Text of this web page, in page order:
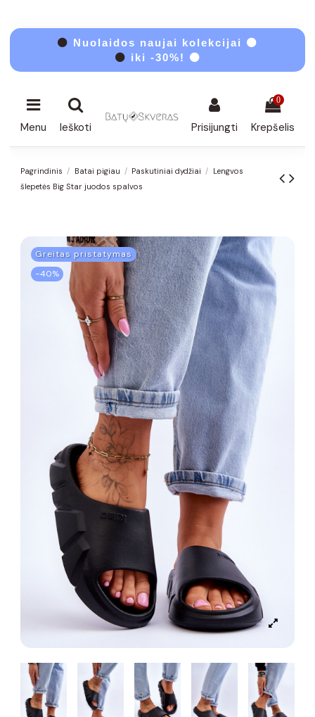
⚫ Nuolaidos naujai kolekcijai ⚫
⚫ iki -30%! ⚫
Menu Ieškoti Prisijungti
0
Krepšelis
Pagrindinis Batai pigiau Paskutiniai dydžiai
Lengvos
šlepetės Big Star juodos spalvos
Greitas pristatymas
−40%